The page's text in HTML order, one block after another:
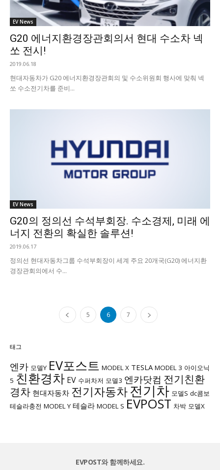
EV News
G20 에너지환경장관회의서 현대 수소차 넥
쏘 전시!
2019.06.18
현대자동차가 G20 에너지환경장관회의 및 수소위원회 행사에 맞춰 넥
쏘 수소전기차를 준비...
EV News
G20의 정의선 수석부회장. 수소경제, 미래 에
너지 전환의 확실한 솔루션!
2019.06.17
정의선 현대자동차그룹 수석부회장이 세계 주요 20개국(G20) 에너지환
경장관회의에서 수...
5 6 7
태그
엔카 모델Y EV포스트 MODEL X TESLA MODEL 3 아이오닉
5 친환경차 EV 수퍼차저 모델3 엔카닷컴 전기친환
경차 현대자동차 전기자동차전기차 모델S dc콤보
테슬라충전 MODEL Y 테슬라 MODEL S EVPOST 차박 모델X
EVPOST와 함께하세요.